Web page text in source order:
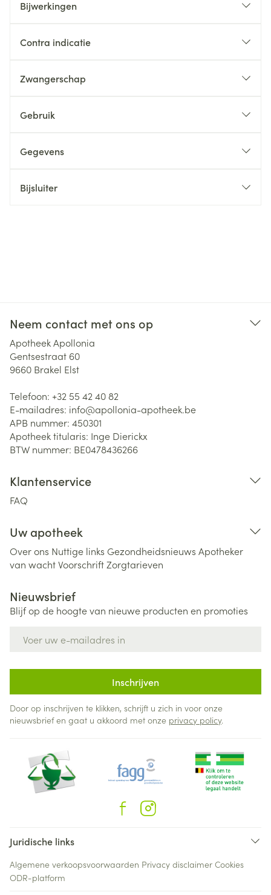
Bijwerkingen
Contra indicatie
Zwangerschap
Gebruik
Gegevens
Bijsluiter
Neem contact met ons op
Apotheek Apollonia
Gentsestraat 60
9660 Brakel Elst
Telefoon: +32 55 42 40 82
E-mailadres: info@apollonia-apotheek.be
APB nummer: 450301
Apotheek titularis: Inge Dierickx
BTW nummer: BE0478436266
Klantenservice
FAQ
Uw apotheek
Over ons Nuttige links Gezondheidsnieuws Apotheker
van wachtVoorschriftZorgtarieven
Nieuwsbrief
Blijf op de hoogte van nieuwe producten en promoties
Inschrijven
Door op inschrijven te klikken, schrijft u zich in voor onze
nieuwsbrief en gaat u akkoord met onze privacy policy.
Juridische links
Algemene verkoopsvoorwaarden Privacy disclaimer Cookies
ODR-platform